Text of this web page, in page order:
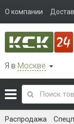
О компании
Я в Москве
Распродажа